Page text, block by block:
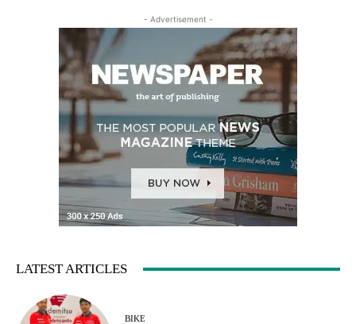
- Advertisement -
LATEST ARTICLES
BIKE